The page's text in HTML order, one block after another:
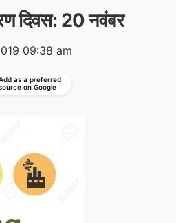
दिवस: 20 नवंबर
09:38 am
as a preferred
on Google